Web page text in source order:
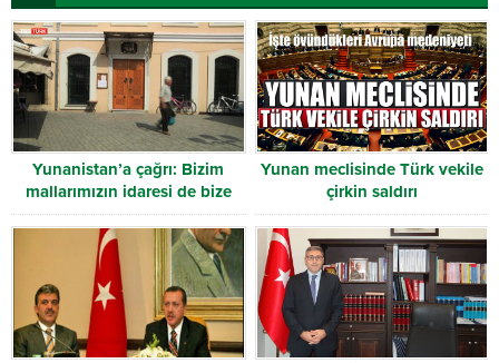
Yunanistan’a çağrı: Bizim
mallarımızın idaresi de bize
verilsin
Yunan meclisinde Türk vekile
çirkin saldırı